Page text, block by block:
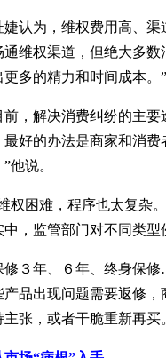
认为，维权费用高、渠
通维权渠道，但绝大多
更多的精力和时间成本。”
，解决消费纠纷的主要
最好的办法是商家和消
他说。
权困难，程序也太复杂
中，监管部门对不同类型
３年、６年、终身保
产品出现问题需要返修
主张，或者干脆重新再买